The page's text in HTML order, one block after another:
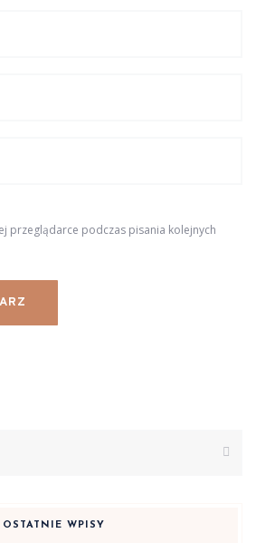
przeglądarce podczas pisania kolejnych
OSTATNIE WPISY